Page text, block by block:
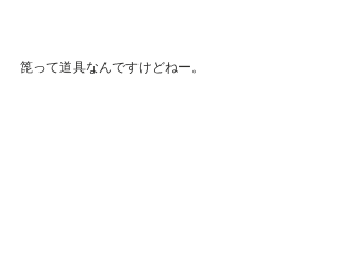
箆って道具なんですけどねー。